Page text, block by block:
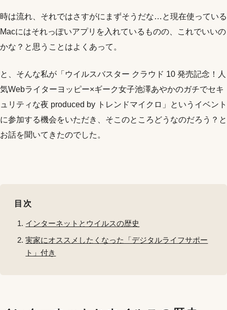
時は流れ、それではさすがにまずそうだな…と現在使っている
Macにはそれっぽいアプリを入れているものの、これでいいの
かな？と思うことはよくあって。
と、そんな私が「ウイルスバスター クラウド 10 発売記念！人
気Webライターヨッピー×ギーク女子池澤あやかのガチでセキ
ュリティな夜 produced by トレンドマイクロ」というイベント
に参加する機会をいただき、そこのところどうなのだろう？と
お話を聞いてきたのでした。
目次
インターネットとウイルスの歴史
実家にオススメしたくなった「デジタルライフサポー
ト」付き